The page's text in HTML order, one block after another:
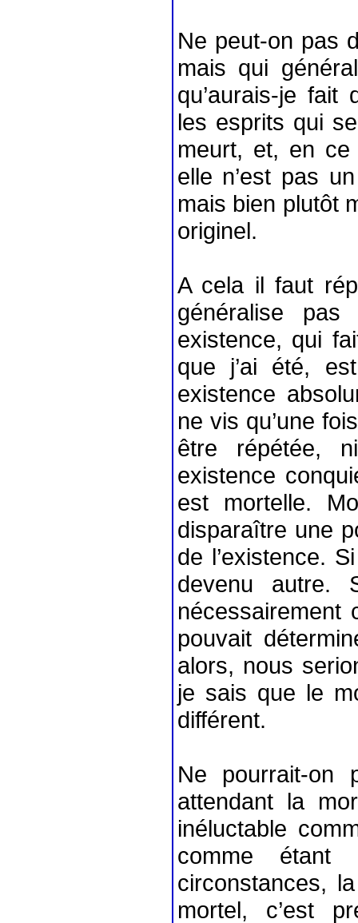
Ne peut-on pas
mais qui
qu’aurais-je fait
les esprits qui
meurt, et, en
elle n’est pas
mais bien plutôt
originel.
A cela il faut
généralise
existence, qui
que j’ai été,
existence
ne vis qu’une
être répétée,
existence
est mortelle.
disparaître une
de l’existence.
devenu autre.
pouvait
alors, nous
je sais que le
différent.
Ne pourrait-
attendant la
inéluctable
comme
circonstances,
mortel, c’est